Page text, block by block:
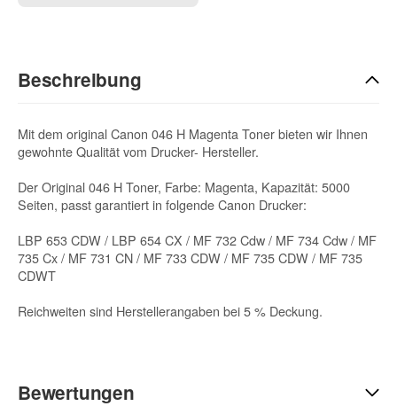
Beschreibung
Mit dem original Canon 046 H Magenta Toner bieten wir Ihnen
gewohnte Qualität vom Drucker- Hersteller.
Der Original 046 H Toner, Farbe: Magenta, Kapazität: 5000
Seiten, passt garantiert in folgende Canon Drucker:
LBP 653 CDW / LBP 654 CX / MF 732 Cdw / MF 734 Cdw / MF
735 Cx / MF 731 CN / MF 733 CDW / MF 735 CDW / MF 735
CDWT
Reichweiten sind Herstellerangaben bei 5 % Deckung.
Bewertungen